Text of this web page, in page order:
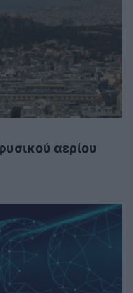
αερίου